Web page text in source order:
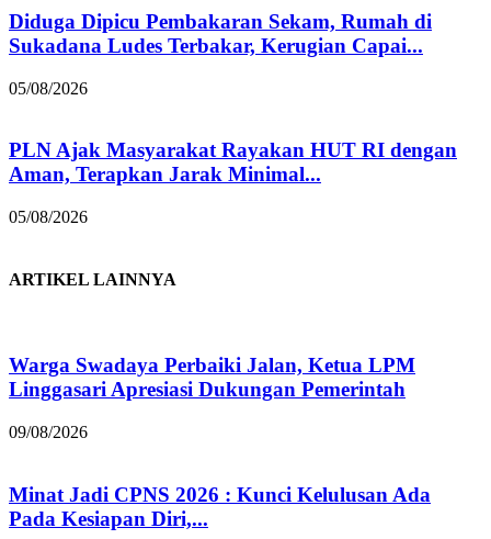
Diduga Dipicu Pembakaran Sekam, Rumah di
Sukadana Ludes Terbakar, Kerugian Capai...
05/08/2026
PLN Ajak Masyarakat Rayakan HUT RI dengan
Aman, Terapkan Jarak Minimal...
05/08/2026
ARTIKEL LAINNYA
Warga Swadaya Perbaiki Jalan, Ketua LPM
Linggasari Apresiasi Dukungan Pemerintah
09/08/2026
Minat Jadi CPNS 2026 : Kunci Kelulusan Ada
Pada Kesiapan Diri,...